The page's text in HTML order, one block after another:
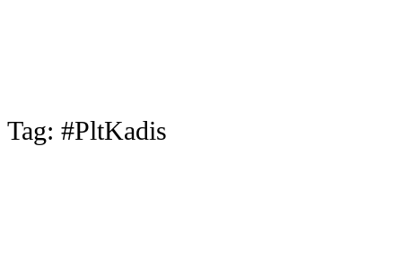
Tag: #PltKadis